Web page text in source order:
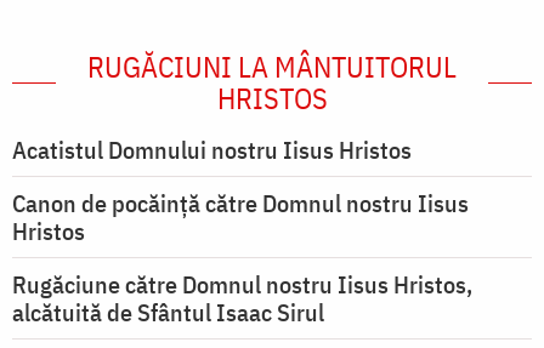
RUGĂCIUNI LA MÂNTUITORUL
HRISTOS
Acatistul Domnului nostru Iisus Hristos
Canon de pocăință către Domnul nostru Iisus
Hristos
Rugăciune către Domnul nostru Iisus Hristos,
alcătuită de Sfântul Isaac Sirul